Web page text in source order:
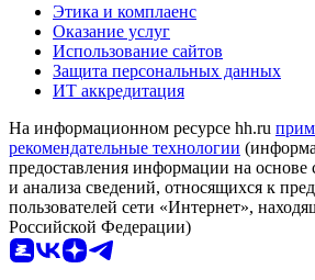
Этика и комплаенс
Оказание услуг
Использование сайтов
Защита персональных данных
ИТ аккредитация
На информационном ресурсе hh.ru
рекомендательные технологии
предоставления информации на основе
и анализа сведений, относящихся к
пользователей сети «Интернет»,
Российской Федерации)